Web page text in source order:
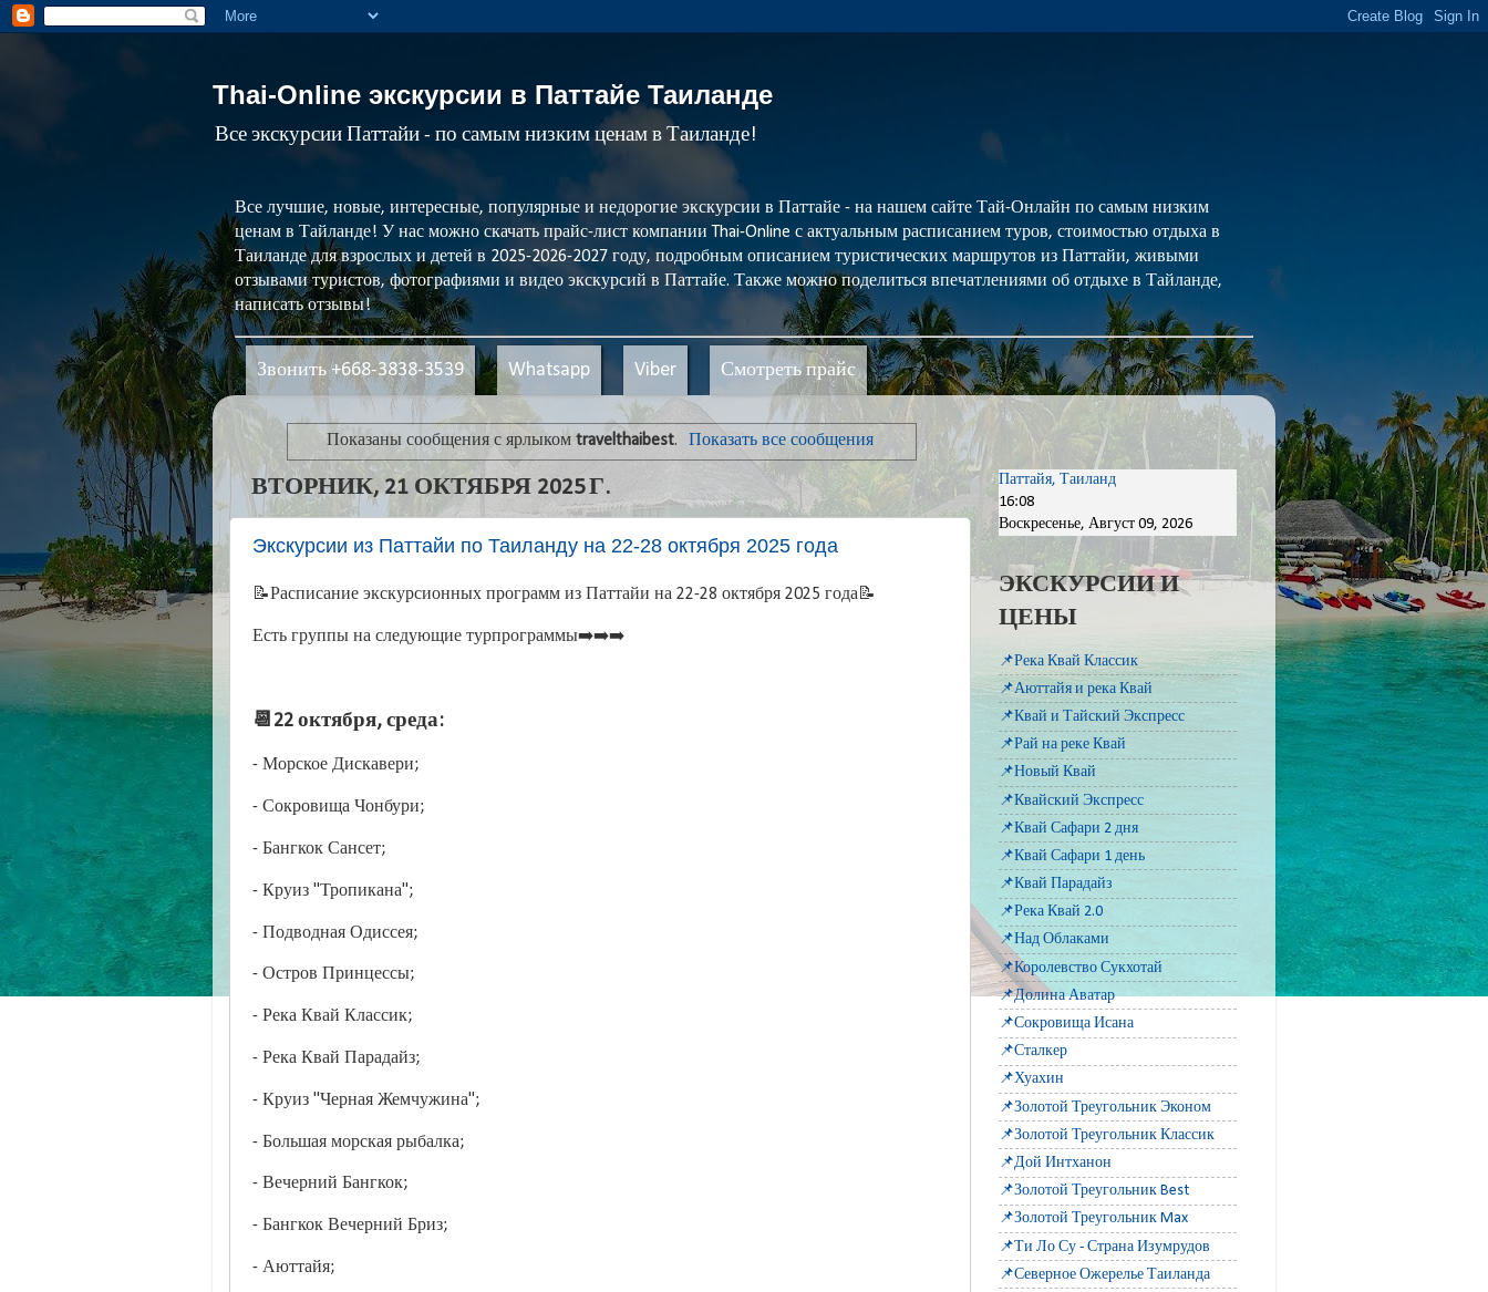
Thai-Online экскурсии в Паттайе Таиланде
Все экскурсии Паттайи - по самым низким ценам в Таиланде!
Все лучшие, новые, интересные, популярные и недорогие экскурсии в Паттайе - на нашем сайте Тай-Онлайн по самым низким
ценам в Тайланде! У нас можно скачать прайс-лист компании Thai-Online с актуальным расписанием туров, стоимостью отдыха в
Таиланде для взрослых и детей в 2025-2026-2027 году, подробным описанием туристических маршрутов из Паттайи, живыми
отзывами туристов, фотографиями и видео экскурсий в Паттайе. Также можно поделиться впечатлениями об отдыхе в Тайланде,
написать отзывы!
Звонить +668-3838-3539 Whatsapp Viber Смотреть прайс
Показаны сообщения с ярлыком travelthaibest. Показать все сообщения
ВТОРНИК, 21 ОКТЯБРЯ 2025 Г.
Экскурсии из Паттайи по Таиланду на 22-28 октября 2025 года
📝Расписание экскурсионных программ из Паттайи на 22-28 октября 2025 года📝
Есть группы на следующие турпрограммы➡️➡️➡️
📆22 октября, среда:
- Морское Дискавери;
- Сокровища Чонбури;
- Бангкок Сансет;
- Круиз "Тропикана";
- Подводная Одиссея;
- Остров Принцессы;
- Река Квай Классик;
- Река Квай Парадайз;
- Круиз "Черная Жемчужина";
- Большая морская рыбалка;
- Вечерний Бангкок;
- Бангкок Вечерний Бриз;
- Аюттайя;
Паттайя, Таиланд
16:08
Воскресенье, Август 09, 2026
ЭКСКУРСИИ И
ЦЕНЫ
📌Река Квай Классик
📌Аюттайя и река Квай
📌Квай и Тайский Экспресс
📌Рай на реке Квай
📌Новый Квай
📌Квайский Экспресс
📌Квай Сафари 2 дня
📌Квай Сафари 1 день
📌Квай Парадайз
📌Река Квай 2.0
📌Над Облаками
📌Королевство Сукхотай
📌Долина Аватар
📌Сокровища Исана
📌Сталкер
📌Хуахин
📌Золотой Треугольник Эконом
📌Золотой Треугольник Классик
📌Дой Интханон
📌Золотой Треугольник Best
📌Золотой Треугольник Max
📌Ти Ло Су - Страна Изумрудов
📌Северное Ожерелье Таиланда